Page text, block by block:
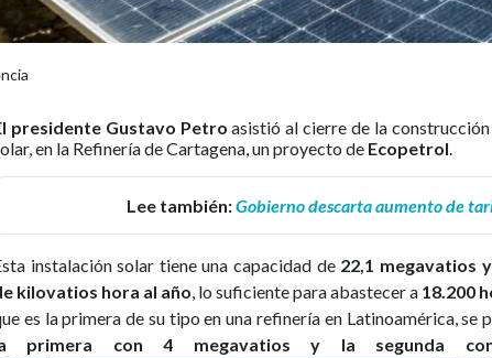
presidente Gustavo Petro asistió al cierre de la
en la Refinería de Cartagena, un proyecto de Ecopetrol.
Lee también:Gobierno descarta aumento de
instalación solar tiene una capacidad de 22,1 megavatios
kilovatios hora al año, lo suficiente para abastecer a 18.200
es la primera de su tipo en una refinería en Latinoamérica, se
primera con 4 megavatios y la segunda